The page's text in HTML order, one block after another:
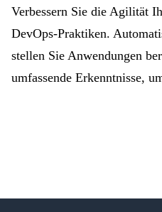
Verbessern Sie die Agilität
DevOps-Praktiken.
stellen Sie Anwendungen
umfassende Erkenntnisse,